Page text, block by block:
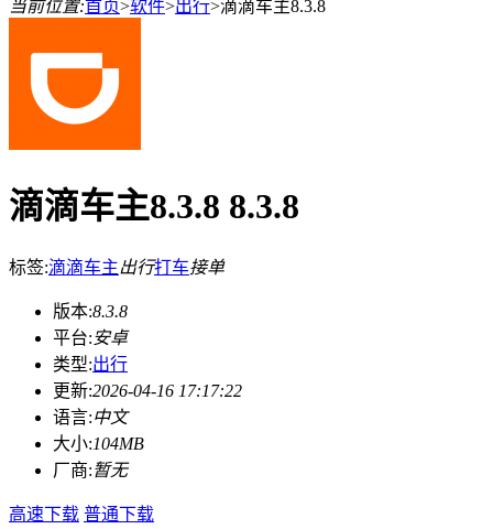
当前位置:首页>软件>出行>滴滴车主8.3.8
滴滴车主8.3.8 8.3.8
标签:滴滴车主出行打车接单
版本:8.3.8
平台:安卓
类型:出行
更新:2026-04-16 17:17:22
语言:中文
大小:104MB
厂商:暂无
高速下载 普通下载